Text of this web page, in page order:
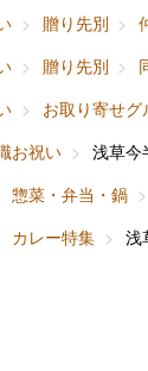
贈り先別
贈り先別
お取り寄せグ
お祝い
浅草
惣菜・弁当・鍋
カレー特集 浅
ファッショ
ホーム＆インテ
ベビー＆キ
出産内祝い
結婚内祝い
お香典返し
快気祝い
母の日
父の日
お中元
敬老の日